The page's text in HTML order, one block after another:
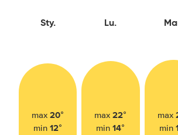
Sty.
max20°
min12°
Lu.
max22°
min14°
max
min